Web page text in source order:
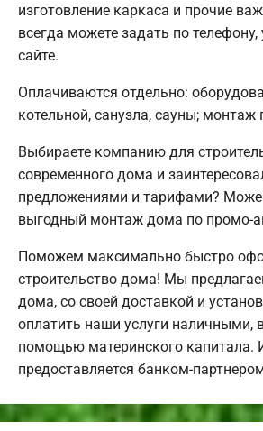
изготовление каркаса и прочие
всегда можете задать по
сайте.
Оплачиваются отдельно:
котельной, санузла, сауны; монтаж
Выбираете компанию для
современного дома и
предложениями и тарифами?
выгодный монтаж дома по промо-
Поможем максимально быстро
строительство дома! Мы
дома, со своей доставкой и
оплатить наши услуги наличными,
помощью материнского капитала.
предоставляется банком-